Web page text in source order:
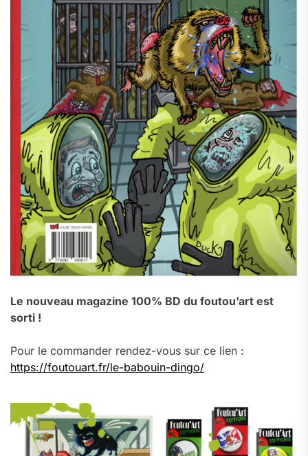
Le nouveau magazine 100% BD du foutou’art est
sorti !
Pour le commander rendez-vous sur ce lien :
https://foutouart.fr/le-babouin-dingo/